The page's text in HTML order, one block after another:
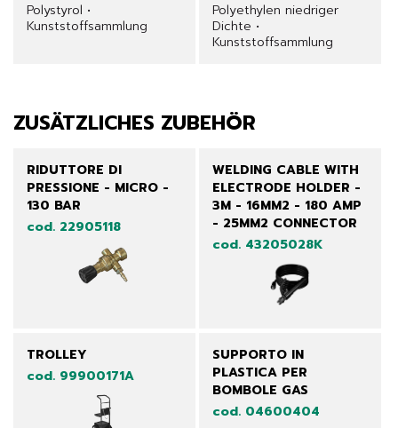
Polystyrol •
Kunststoffsammlung
Polyethylen niedriger
Dichte •
Kunststoffsammlung
ZUSÄTZLICHES ZUBEHÖR
RIDUTTORE DI
PRESSIONE - MICRO -
130 BAR
cod. 22905118
WELDING CABLE WITH
ELECTRODE HOLDER -
3M - 16MM2 - 180 AMP
- 25MM2 CONNECTOR
cod. 43205028K
TROLLEY
cod. 99900171A
SUPPORTO IN
PLASTICA PER
BOMBOLE GAS
cod. 04600404